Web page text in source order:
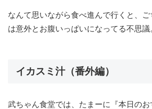
なんて思いながら食べ進んで行くと、
は意外とお腹いっぱいになってる不思議
イカスミ汁（番外編）
武ちゃん食堂では、たまーに『本日の